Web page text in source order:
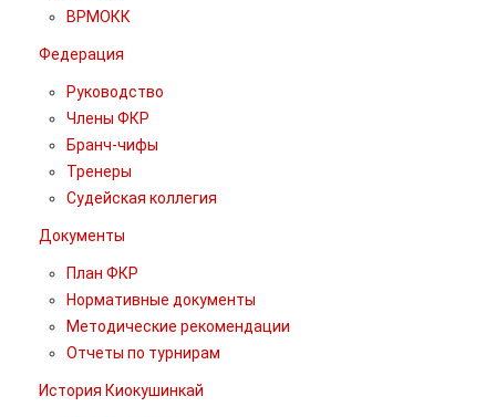
ВРМОКК
Федерация
Руководство
Члены ФКР
Бранч-чифы
Тренеры
Судейская коллегия
Документы
План ФКР
Нормативные документы
Методические рекомендации
Отчеты по турнирам
История Киокушинкай